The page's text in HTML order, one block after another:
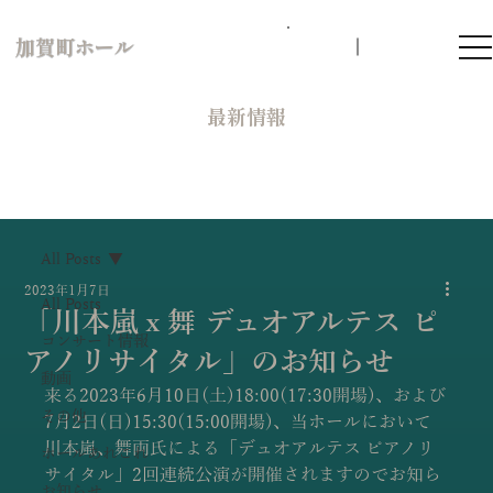
加賀町ホール
​最新情報
All Posts
コンサート情報
動画
その他
ホールあれこれ
All Posts
「川本嵐ｘ舞 デュオアルテス ピ
アノリサイタル」のお知らせ
2023年1月7日
来る2023年6月10日(土)18:00(17:30開場)、および
7月2日(日)15:30(15:00開場)、当ホールにおいて
川本嵐、舞両氏による「デュオアルテス ピアノリ
サイタル」2回連続公演が開催されますのでお知ら